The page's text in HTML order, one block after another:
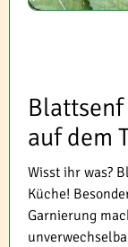
auf dem
Wisst ihr was?
Küche!
Garnierung